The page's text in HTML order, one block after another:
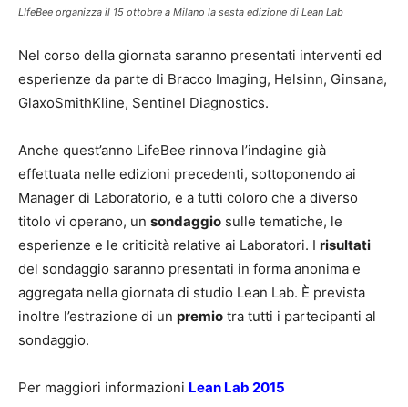
LIfeBee organizza il 15 ottobre a Milano la sesta edizione di Lean Lab
Nel corso della giornata saranno presentati interventi ed
esperienze da parte di Bracco Imaging, Helsinn, Ginsana,
GlaxoSmithKline, Sentinel Diagnostics.
Anche quest’anno LifeBee rinnova l’indagine già
effettuata nelle edizioni precedenti, sottoponendo ai
Manager di Laboratorio, e a tutti coloro che a diverso
titolo vi operano, un sondaggio sulle tematiche, le
esperienze e le criticità relative ai Laboratori. I risultati
del sondaggio saranno presentati in forma anonima e
aggregata nella giornata di studio Lean Lab. È prevista
inoltre l’estrazione di un premio tra tutti i partecipanti al
sondaggio.
Per maggiori informazioni Lean Lab 2015